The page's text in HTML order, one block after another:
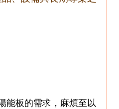
能板的需求，麻煩至以